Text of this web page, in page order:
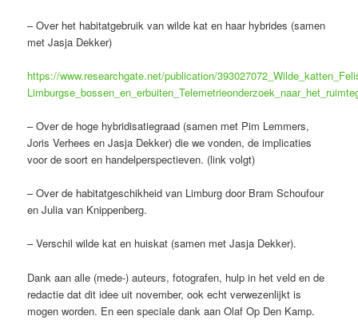
– Over het habitatgebruik van wilde kat en haar hybrides (samen
met Jasja Dekker)
https://www.researchgate.net/publication/
– Over de hoge hybridisatiegraad (samen met Pim Lemmers,
Joris Verhees en Jasja Dekker) die we vonden, de implicaties
voor de soort en handelperspectieven. (link volgt)
– Over de habitatgeschikheid van Limburg door Bram Schoufour
en Julia van Knippenberg.
– Verschil wilde kat en huiskat (samen met Jasja Dekker).
Dank aan alle (mede-) auteurs, fotografen, hulp in het veld en de
redactie dat dit idee uit november, ook echt verwezenlijkt is
mogen worden. En een speciale dank aan Olaf Op Den Kamp.